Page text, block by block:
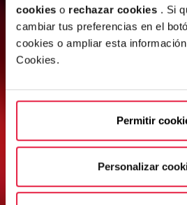
cookies o rechazar cookies . Si
cambiar tus preferencias en el
cookies o ampliar esta
Cookies.
Permitir
Personalizar